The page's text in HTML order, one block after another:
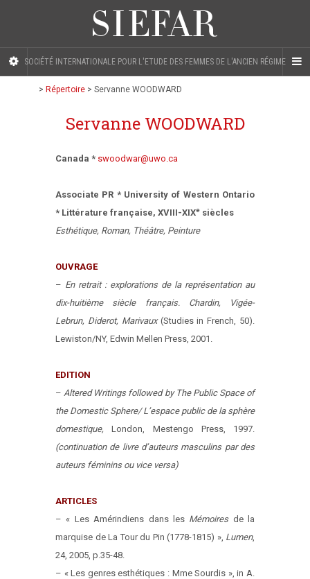
SOCIÉTÉ INTERNATIONALE POUR L'ETUDE DES FEMMES DE L'ANCIEN RÉGIME
> Répertoire > Servanne WOODWARD
Servanne WOODWARD
Canada * swoodwar@uwo.ca
Associate PR * University of Western Ontario
* Littérature française, XVIII-XIXe siècles
Esthétique, Roman, Théâtre, Peinture
OUVRAGE
– En retrait : explorations de la représentation au
dix-huitième siècle français. Chardin, Vigée-
Lebrun, Diderot, Marivaux (Studies in French, 50).
Lewiston/NY, Edwin Mellen Press, 2001.
EDITION
–Altered Writings followed by The Public Space of
the Domestic Sphere/ L’espace public de la sphère
domestique, London, Mestengo Press, 1997.
(continuation de livre d’auteurs masculins par des
auteurs féminins ou vice versa)
ARTICLES
– « Les Amérindiens dans les Mémoires de la
marquise de La Tour du Pin (1778-1815) », Lumen,
24, 2005, p.35-48.
– « Les genres esthétiques : Mme Sourdis », in A.